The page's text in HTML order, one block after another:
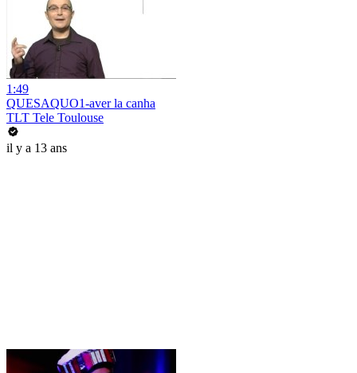
1:49
QUESAQUO1-aver la canha
TLT Tele Toulouse
il y a 13 ans